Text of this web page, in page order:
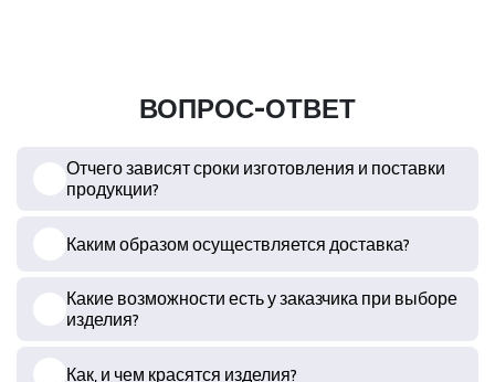
ВОПРОС-ОТВЕТ
Отчего зависят сроки изготовления и поставки
продукции?
Каким образом осуществляется доставка?
Какие возможности есть у заказчика при выборе
изделия?
Как, и чем красятся изделия?